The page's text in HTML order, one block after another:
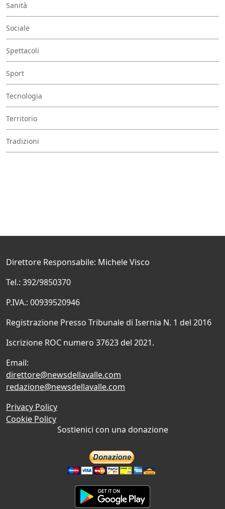
Sanità
Sociale
Spettacoli
Sport
Tecnologia
Territorio
Tradizioni
Direttore Responsabile: Michele Visco
Tel.: 392/9850370
P.IVA.: 00939520946
Registrazione Presso Tribunale di Isernia N. 1 del 2016
Iscrizione ROC numero 37623 del 2021.
Email:
direttore@newsdellavalle.com
redazione@newsdellavalle.com
Privacy Policy
Cookie Policy
Sostienici con una donazione